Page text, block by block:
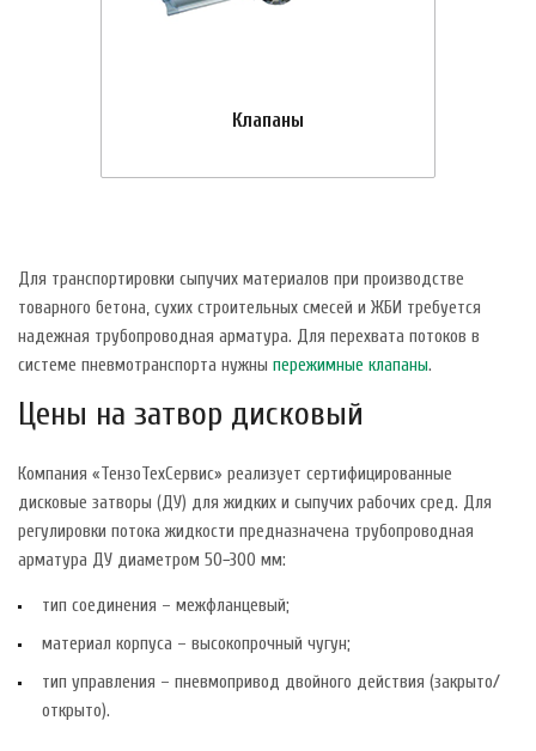
Клапаны
Для транспортировки сыпучих материалов при производстве
товарного бетона, сухих строительных смесей и ЖБИ требуется
надежная трубопроводная арматура. Для перехвата потоков в
системе пневмотранспорта нужны пережимные клапаны.
Цены на затвор дисковый
Компания «ТензоТехСервис» реализует сертифицированные
дисковые затворы (ДУ) для жидких и сыпучих рабочих сред. Для
регулировки потока жидкости предназначена трубопроводная
арматура ДУ диаметром 50−300 мм:
тип соединения – межфланцевый;
материал корпуса – высокопрочный чугун;
тип управления – пневмопривод двойного действия (закрыто/
открыто).